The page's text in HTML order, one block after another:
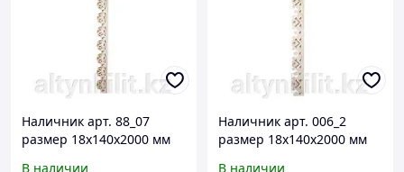
Наличник арт. 88_07
размер 18х140х2000 мм
В наличии
Наличник арт. 006_2
размер 18х140х2000 мм
В наличии